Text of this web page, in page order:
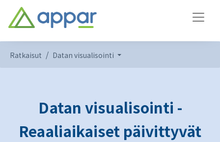
Ratkaisut Datan visualisointi
Datan visualisointi -
Reaaliaikaiset päivittyvät